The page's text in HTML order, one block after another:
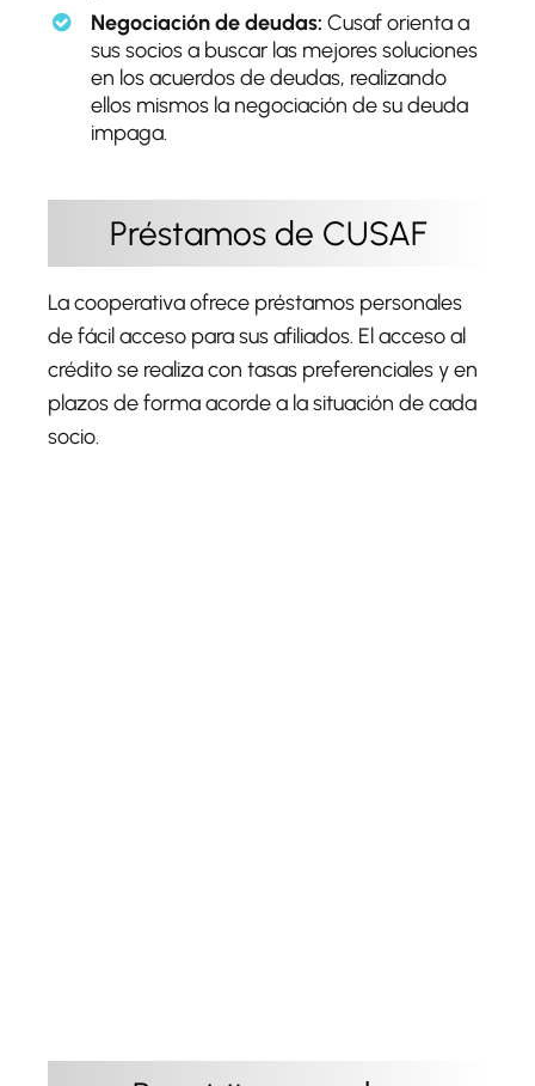
Negociación de deudas: Cusaf orienta a
sus socios a buscar las mejores soluciones
en los acuerdos de deudas, realizando
ellos mismos la negociación de su deuda
impaga.
Préstamos de CUSAF
La cooperativa ofrece préstamos personales
de fácil acceso para sus afiliados. El acceso al
crédito se realiza con tasas preferenciales y en
plazos de forma acorde a la situación de cada
socio.